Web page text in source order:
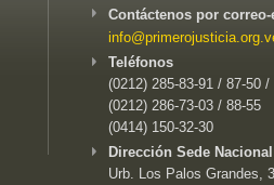
Contáctenos por
Teléfonos
(0212) 285-83-91 / 87-50 /
(0212) 286-73-03 / 88-55
(0414) 150-32-30
Dirección Sede
Urb. Los Palos Grandes,